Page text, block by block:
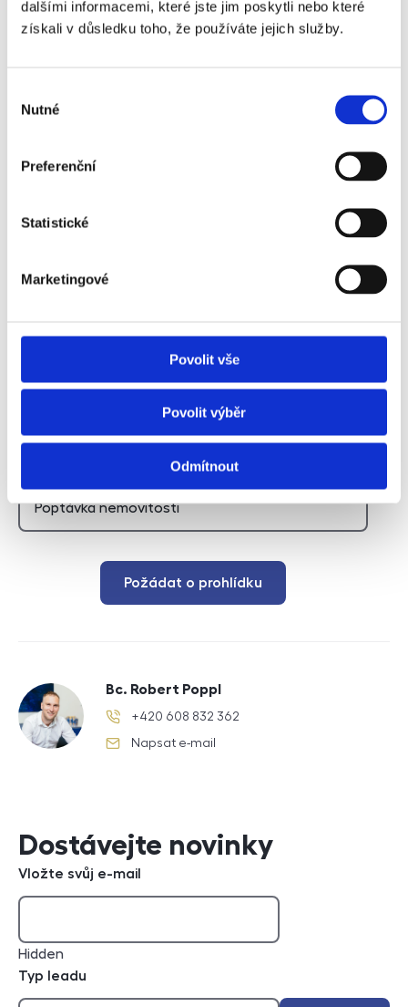
dalšími informacemi, které jste jim poskytli nebo které
získali v důsledku toho, že používáte jejich služby.
souhlasu
Nutné
Preferenční
Statistické
Marketingové
Povolit vše
Povolit výběr
Odmítnout
Zpráva
E-mail agenta
Požádat o prohlídku
Bc. Robert Poppl
telefonní číslo
+420 608 832 362
e-mail
Napsat e-mail
Dostávejte novinky
Vložte svůj e-mail
Hidden
Typ leadu